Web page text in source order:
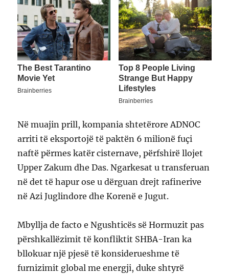
Në muajin prill, kompania shtetërore ADNOC
arriti të eksportojë të paktën 6 milionë fuçi
naftë përmes katër cisternave, përfshirë llojet
Upper Zakum dhe Das. Ngarkesat u transferuan
në det të hapur ose u dërguan drejt rafinerive
në Azi Juglindore dhe Korenë e Jugut.
Mbyllja de facto e Ngushticës së Hormuzit pas
përshkallëzimit të konfliktit SHBA-Iran ka
bllokuar një pjesë të konsiderueshme të
furnizimit global me energji, duke shtyrë